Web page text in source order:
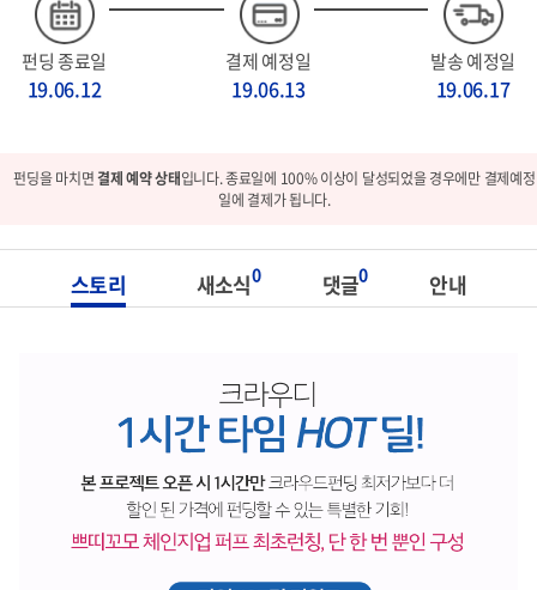
펀딩 종료일
19.06.12
결제 예정일
19.06.13
발송 예정일
19.06.17
펀딩을 마치면결제 예약 상태입니다. 종료일에 100% 이상이 달성되었을 경우에만 결제예정
일에 결제가 됩니다.
스토리 새소식0 댓글0 안내